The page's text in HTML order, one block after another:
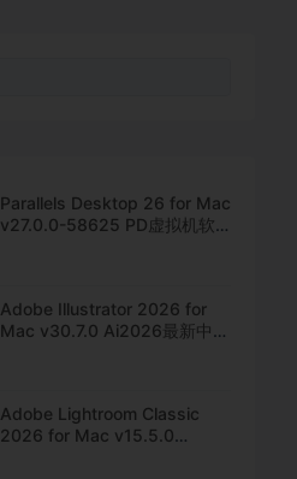
Parallels Desktop 26 for Mac
v27.0.0-58625 PD虚拟机软
Adobe Illustrator 2026 for
Mac v30.7.0 Ai2026最新中文
Adobe Lightroom Classic
2026 for Mac v15.5.0